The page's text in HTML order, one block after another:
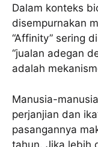
Dalam konteks
disempurnakan
“Affinity” sering
“jualan adegan
adalah
Manusia-
perjanjian dan
pasangannya
tahun. Jika lebih